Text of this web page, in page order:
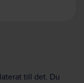
till det. Du